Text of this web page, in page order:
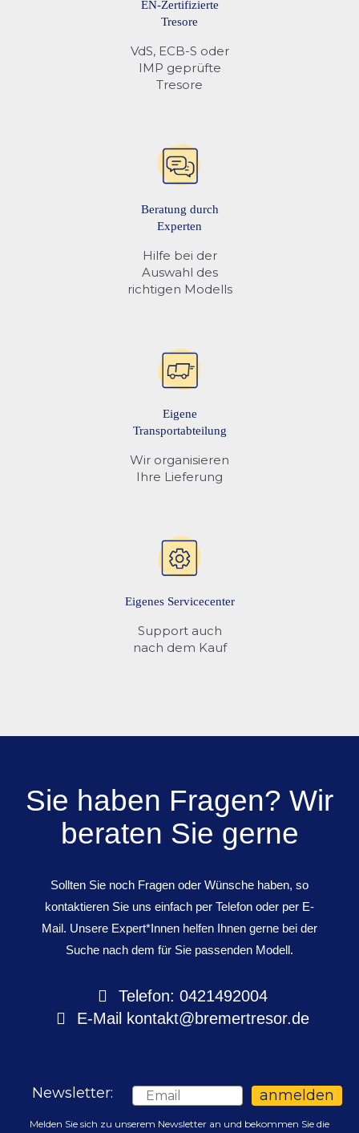
EN-Zertifizierte
Tresore
VdS, ECB-S oder
IMP geprüfte
Tresore
Beratung durch
Experten
Hilfe bei der
Auswahl des
richtigen Modells
Eigene
Transportabteilung
Wir organisieren
Ihre Lieferung
Eigenes Servicecenter
Support auch
nach dem Kauf
Sie haben Fragen? Wir
beraten Sie gerne
Sollten Sie noch Fragen oder Wünsche haben, so
kontaktieren Sie uns einfach per Telefon oder per E-
Mail. Unsere Expert*Innen helfen Ihnen gerne bei der
Suche nach dem für Sie passenden Modell.
Telefon: 0421492004
E-Mail
kontakt@bremertresor.de
Newsletter: Email anmelden
Melden Sie sich zu unserem Newsletter an und bekommen Sie die